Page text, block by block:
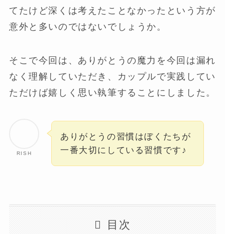
てたけど深くは考えたことなかったという方が
意外と多いのではないでしょうか。
そこで今回は、ありがとうの魔力を今回は漏れ
なく理解していただき、カップルで実践してい
ただけば嬉しく思い執筆することにしました。
RISH
ありがとうの習慣はぼくたちが
一番大切にしている習慣です♪
目次